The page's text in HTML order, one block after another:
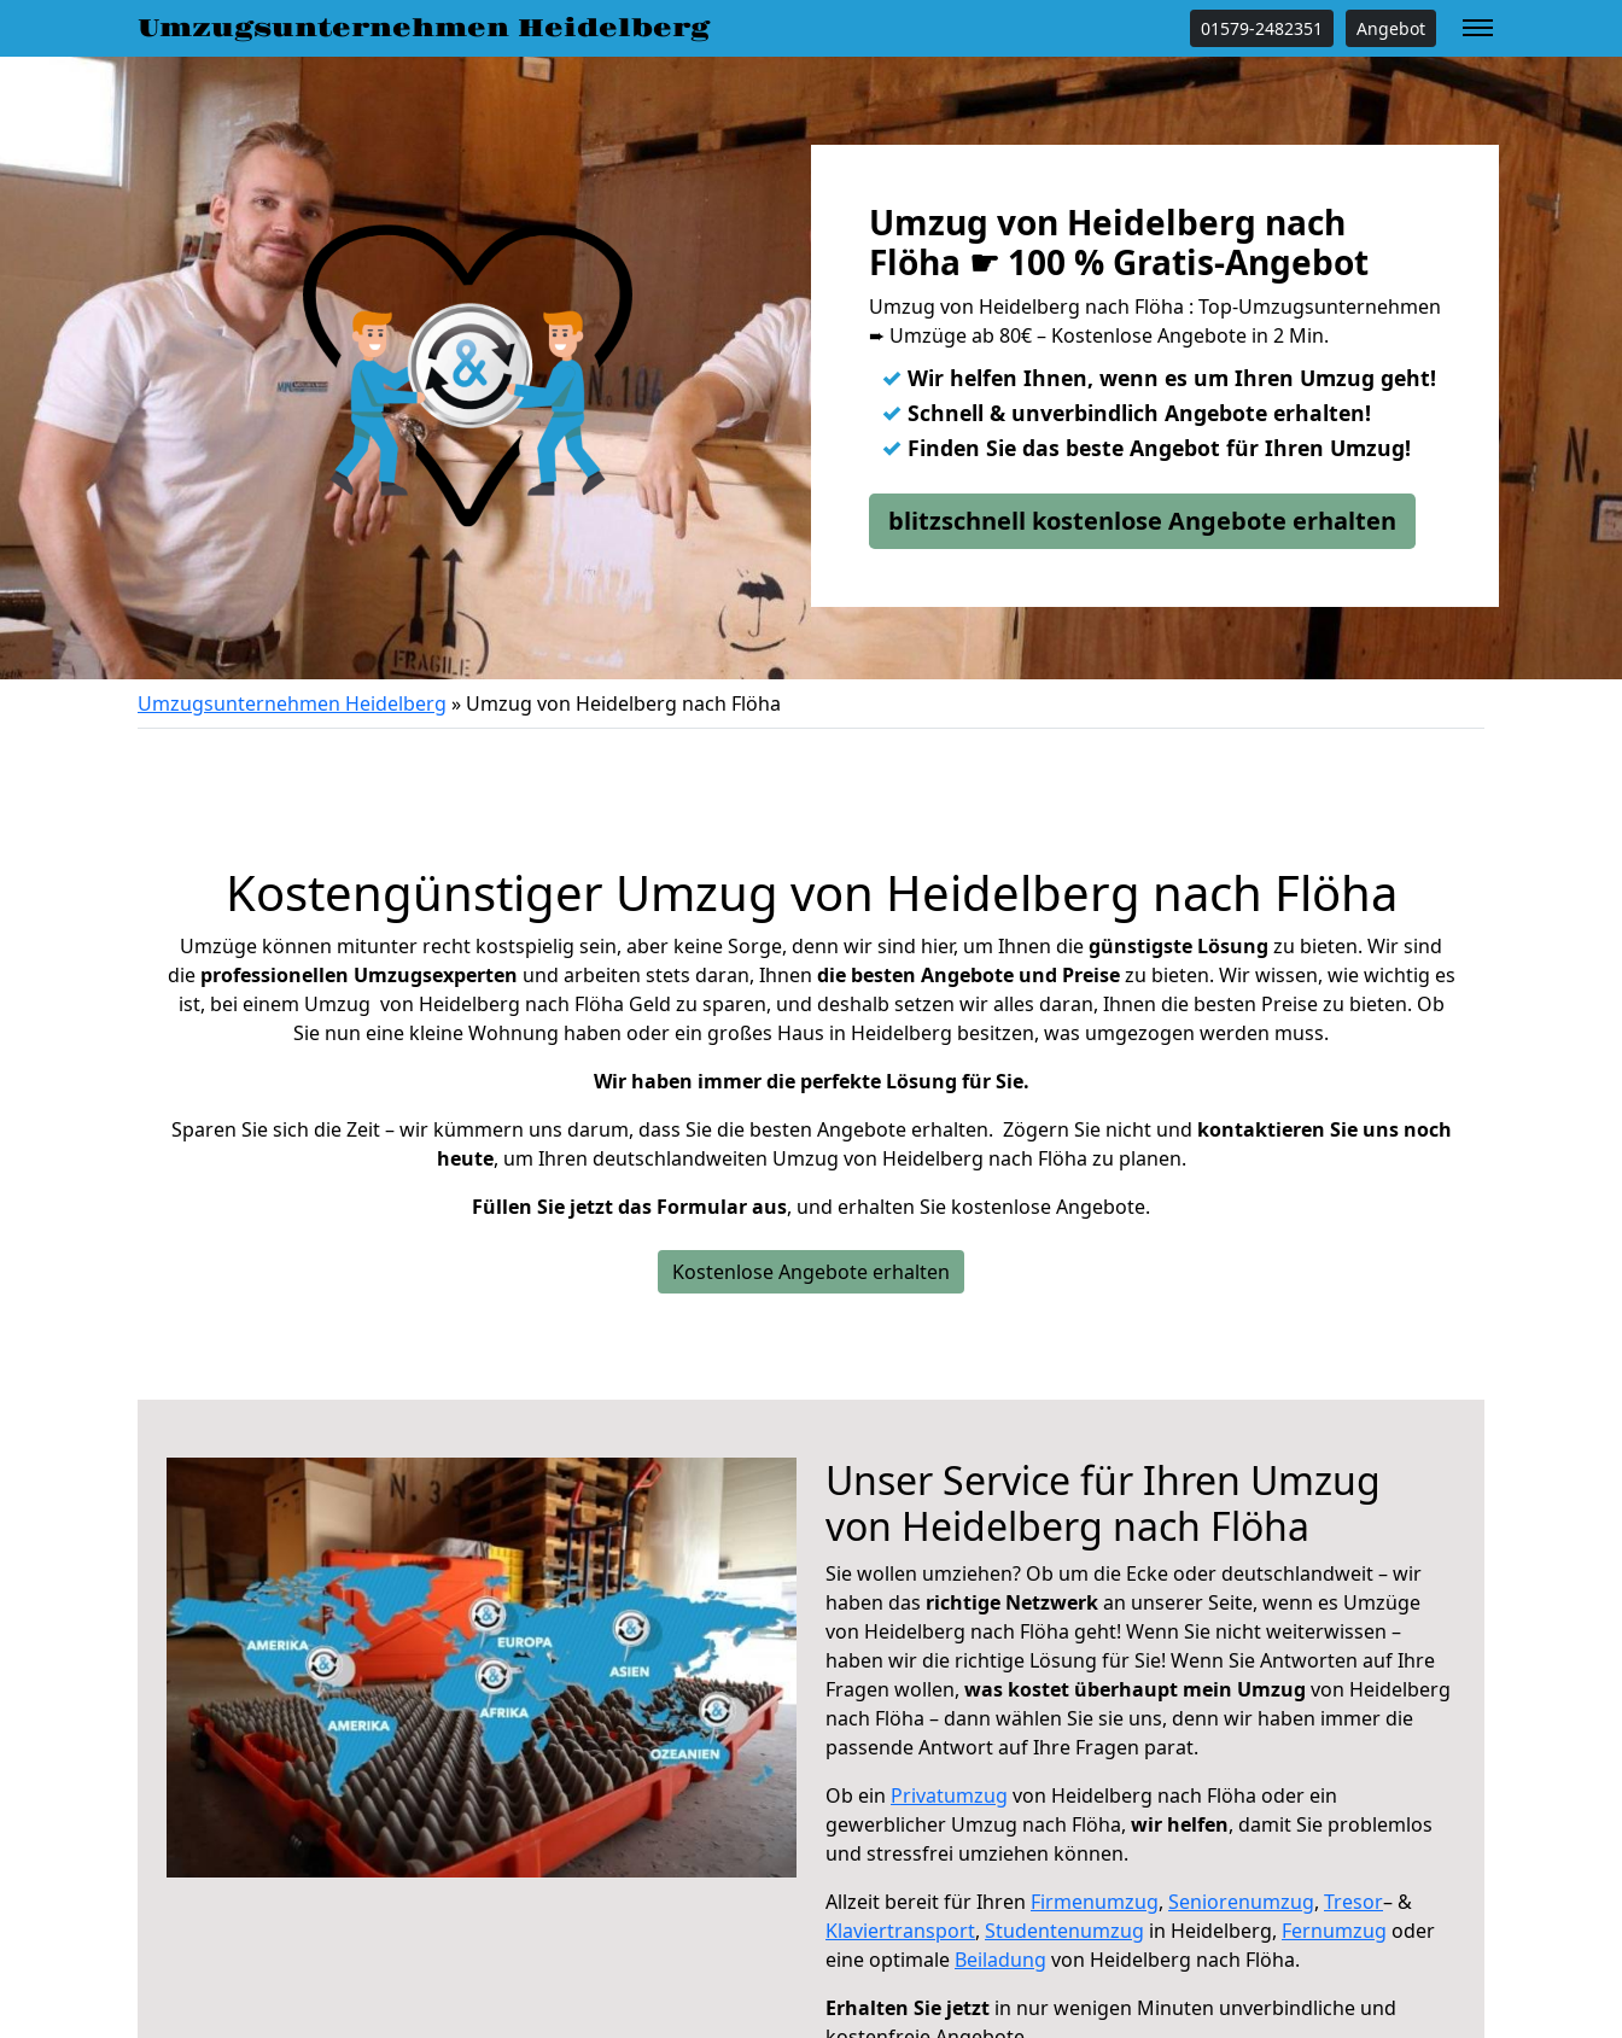
Umzugsunternehmen Heidelberg 01579-2482351 Angebot
Umzug von Heidelberg nach
Flöha ☛ 100 % Gratis-Angebot
Umzug von Heidelberg nach Flöha : Top-Umzugsunternehmen
➨ Umzüge ab 80€ – Kostenlose Angebote in 2 Min.
✓ Wir helfen Ihnen, wenn es um Ihren Umzug geht!
✓ Schnell & unverbindlich Angebote erhalten!
✓ Finden Sie das beste Angebot für Ihren Umzug!
blitzschnell kostenlose Angebote erhalten
Umzugsunternehmen Heidelberg » Umzug von Heidelberg nach Flöha
Kostengünstiger Umzug von Heidelberg nach Flöha
Umzüge können mitunter recht kostspielig sein, aber keine Sorge, denn wir sind hier, um Ihnen diegünstigste Lösung zu bieten. Wir sind
die professionellen Umzugsexperten und arbeiten stets daran, Ihnen die besten Angebote und Preisezu bieten. Wir wissen, wie wichtig es
ist, bei einem Umzug von Heidelberg nach Flöha Geld zu sparen, und deshalb setzen wir alles daran, Ihnen die besten Preise zu bieten. Ob
Sie nun eine kleine Wohnung haben oder ein großes Haus in Heidelberg besitzen, was umgezogen werden muss.
Wir haben immer die perfekte Lösung für Sie.
Sparen Sie sich die Zeit – wir kümmern uns darum, dass Sie die besten Angebote erhalten. Zögern Sie nicht und kontaktieren Sie uns noch
heute, um Ihren deutschlandweiten Umzug von Heidelberg nach Flöha zu planen.
Füllen Sie jetzt das Formular aus, und erhalten Sie kostenlose Angebote.
Kostenlose Angebote erhalten
Unser Service für Ihren Umzug
von Heidelberg nach Flöha
Sie wollen umziehen? Ob um die Ecke oder deutschlandweit – wir
haben das richtige Netzwerkan unserer Seite, wenn es Umzüge
von Heidelberg nach Flöha geht! Wenn Sie nicht weiterwissen –
haben wir die richtige Lösung für Sie! Wenn Sie Antworten auf Ihre
Fragen wollen, was kostet überhaupt mein Umzug von Heidelberg
nach Flöha – dann wählen Sie sie uns, denn wir haben immer die
passende Antwort auf Ihre Fragen parat.
Ob ein Privatumzug von Heidelberg nach Flöha oder ein
gewerblicher Umzug nach Flöha, wir helfen, damit Sie problemlos
und stressfrei umziehen können.
Allzeit bereit für Ihren Firmenumzug, Seniorenumzug, Tresor– &
Klaviertransport, Studentenumzug in Heidelberg, Fernumzug oder
eine optimale Beiladung von Heidelberg nach Flöha.
Erhalten Sie jetzt in nur wenigen Minuten unverbindliche und